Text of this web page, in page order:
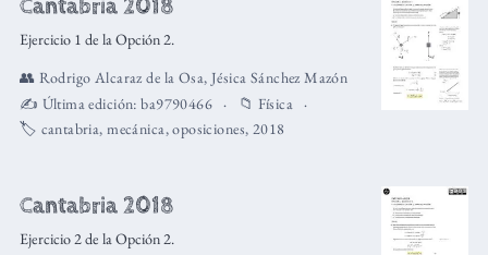
Cantabria 2018
Ejercicio 1 de la Opción 2.
👥 Rodrigo Alcaraz de la Osa, Jésica Sánchez Mazón
✍️ Última edición:ba9790466 📁 Física
🏷️ cantabria,mecánica,oposiciones, 2018
Cantabria 2018
Ejercicio 2 de la Opción 2.